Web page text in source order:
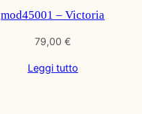
mod45001 – Victoria
79,00 €
Leggi tutto